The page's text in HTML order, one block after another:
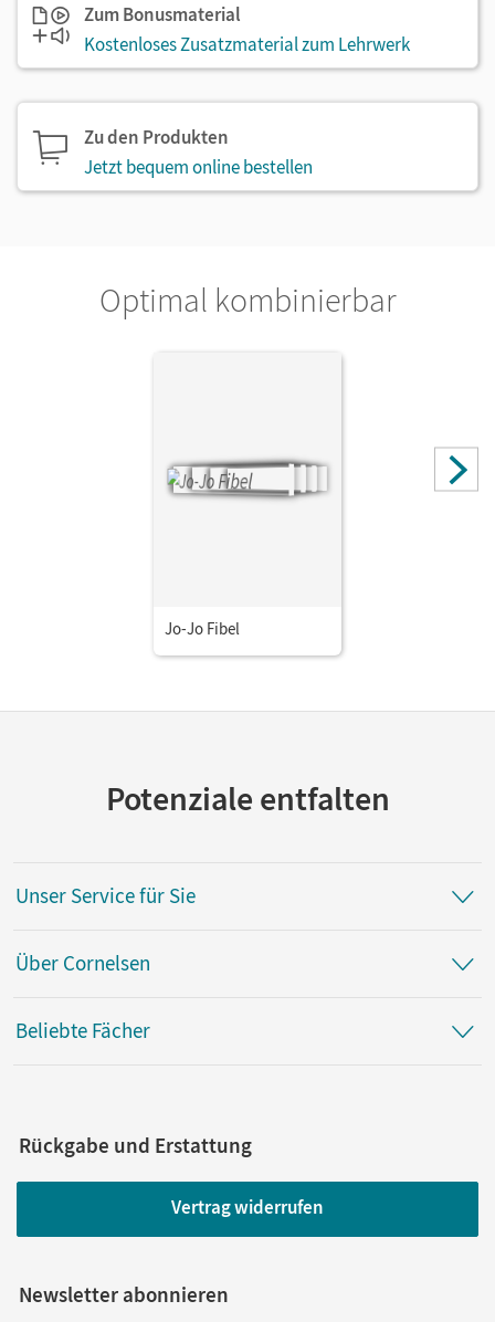
Zum Bonusmaterial
Kostenloses Zusatzmaterial zum Lehrwerk
Zu den Produkten
Jetzt bequem online bestellen
Optimal kombinierbar
Jo-Jo Fibel
Potenziale entfalten
Unser Service für Sie
Über Cornelsen
Beliebte Fächer
Rückgabe und Erstattung
Vertrag widerrufen
Newsletter abonnieren